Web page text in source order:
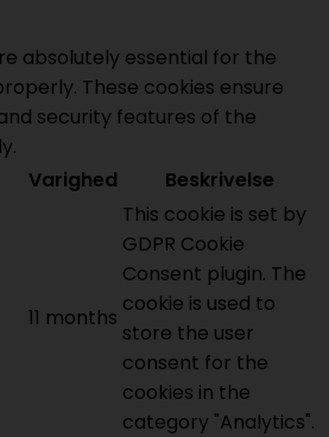
absolutely essential for the
These cookies ensure
security features of the
Varighed Beskrivelse
11 months
This cookie is set by
GDPR Cookie
Consent plugin. The
cookie is used to
store the user
consent for the
cookies in the
category "Analytics".